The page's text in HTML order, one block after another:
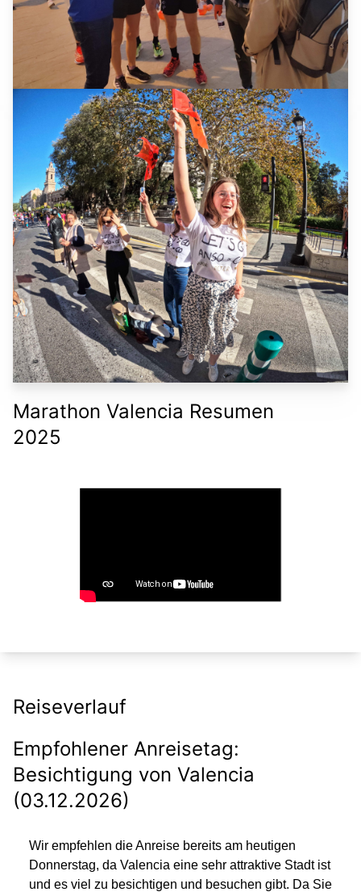
Marathon Valencia Resumen
2025
Reiseverlauf
Empfohlener Anreisetag:
Besichtigung von Valencia
(03.12.2026)
Wir empfehlen die Anreise bereits am heutigen
Donnerstag, da Valencia eine sehr attraktive Stadt ist
und es viel zu besichtigen und besuchen gibt. Da Sie